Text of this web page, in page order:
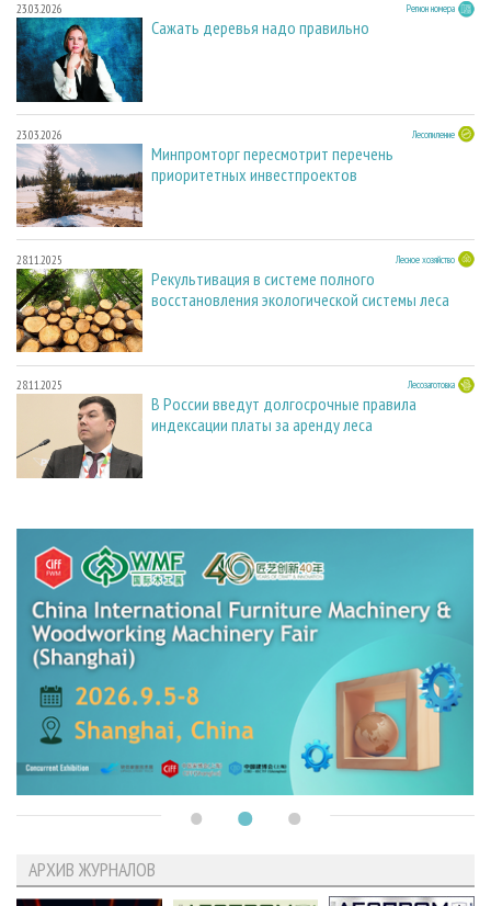
23.03.2026 Регион номера
Сажать деревья надо правильно
23.03.2026 Лесопиление
Минпромторг пересмотрит перечень
приоритетных инвестпроектов
28.11.2025 Лесное хозяйство
Рекультивация в системе полного
восстановления экологической системы леса
28.11.2025 Лесозаготовка
В России введут долгосрочные правила
индексации платы за аренду леса
АРХИВ ЖУРНАЛОВ